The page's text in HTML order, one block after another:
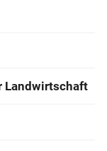
Landwirtschaft